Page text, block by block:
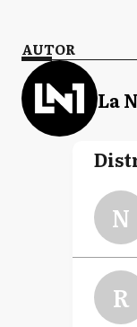
AUTOR
La
N
R